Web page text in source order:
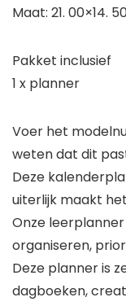
Maat: 21. 00×14.
Pakket inclusief
1 x planner
Voer het
weten dat dit
Deze
uiterlijk maakt
Onze
organiseren,
Deze planner is
dagboeken,